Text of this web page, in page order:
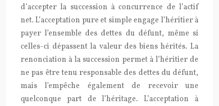
d’accepter la succession à concurrence de l’actif
net. L’acceptation pure et simple engage l’héritier à
payer l’ensemble des dettes du défunt, même si
celles-ci dépassent la valeur des biens hérités. La
renonciation à la succession permet à l’héritier de
ne pas être tenu responsable des dettes du défunt,
mais l’empêche également de recevoir une
quelconque part de l’héritage. L’acceptation à